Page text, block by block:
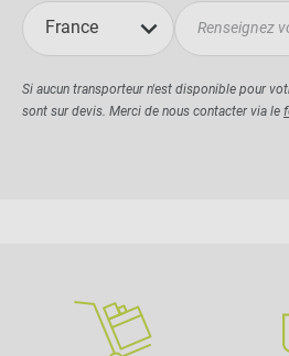
France
Si aucun transporteur n'est disponible pour
sont sur devis. Merci de nous contacter via le